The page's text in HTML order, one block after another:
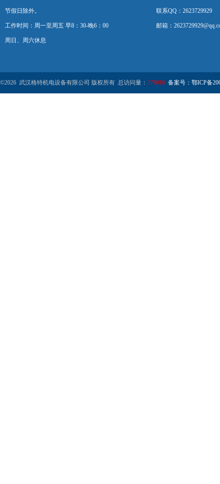
节假日除外。
工作时间：周一至周五 早8：30-晚6：00
周日、周六休息
联系QQ：2623729929
邮箱：
©2026 武汉格特机电设备有限公司 版权所有 总访问量： 378016 备案号：鄂ICP备